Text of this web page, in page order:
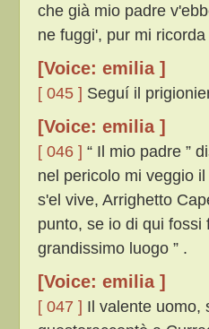
che già mio padre
ne fuggi', pur mi
[Voice: emilia ]
[ 045 ] Seguí il
[Voice: emilia ]
[ 046 ] “ Il mio padre ”
nel pericolo mi veggio
s'el vive, Arrighetto
punto, se io di qui
grandissimo luogo ” .
[Voice: emilia ]
[ 047 ] Il valente uomo,